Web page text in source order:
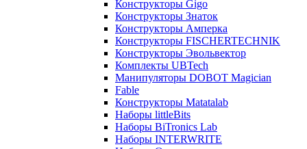
Конструкторы Gigo
Конструкторы Знаток
Конструкторы Амперка
Конструкторы FISCHERTECHNIK
Конструкторы Эвольвектор
Комплекты UBTech
Манипуляторы DOBOT Magician
Fable
Конструкторы Matatalab
Наборы littleBits
Наборы BiTronics Lab
Наборы INTERWRITE